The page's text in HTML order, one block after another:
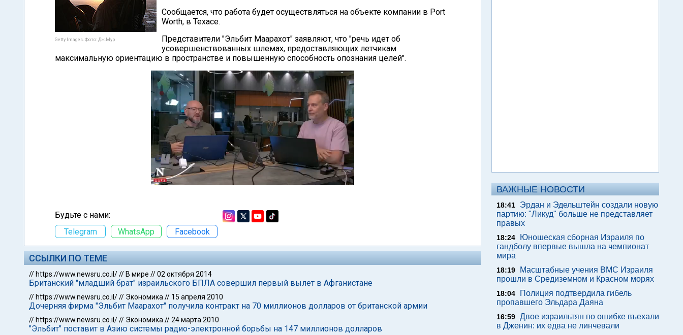
Getty Images. Фото: Дж.Мур
Сообщается, что работа будет осуществляться на объекте компании в Port
Worth, в Техасе.
Представители "Эльбит Маарахот" заявляют, что "речь идет об
усовершенствованных шлемах, предоставляющих летчикам
максимальную ориентацию в пространстве и повышенную способность опознания целей".
Будьте с нами:
Telegram
WhatsApp Facebook
ССЫЛКИ ПО ТЕМЕ
// https://www.newsru.co.il/// В мире //02 октября 2014
Британский "младший брат" израильского БПЛА совершил первый вылет в Афганистане
// https://www.newsru.co.il/// Экономика // 15 апреля 2010
Дочерняя фирма "Эльбит Маарахот" получила контракт на 70 миллионов долларов от британской армии
// https://www.newsru.co.il/// Экономика //24 марта 2010
"Эльбит" поставит в Азию системы радио-электронной борьбы на 147 миллионов долларов
ВАЖНЫЕ НОВОСТИ
18:41
Эрдан и Эдельштейн создали новую
партию: "Ликуд" больше не представляет
правых
18:24
Юношеская сборная Израиля по
гандболу впервые вышла на чемпионат
мира
18:19
Масштабные учения ВМС Израиля
прошли в Средиземном и Красном морях
18:04
Полиция подтвердила гибель
пропавшего Эльдара Даяна
16:59 Двое израильтян по ошибке въехали
в Дженин: их едва не линчевали